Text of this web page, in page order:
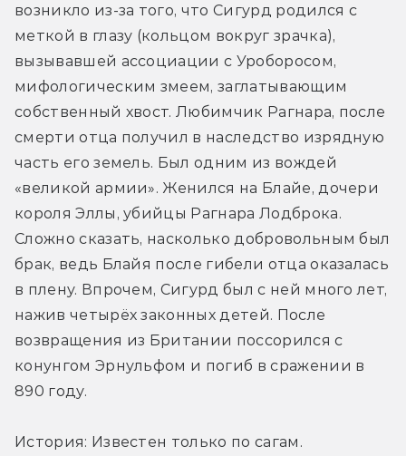
возникло из-за того, что Сигурд родился с
меткой в глазу (кольцом вокруг зрачка),
вызывавшей ассоциации с Уроборосом,
мифологическим змеем, заглатывающим
собственный хвост. Любимчик Рагнара, после
смерти отца получил в наследство изрядную
часть его земель. Был одним из вождей
«великой армии». Женился на Блайе, дочери
короля Эллы, убийцы Рагнара Лодброка.
Сложно сказать, насколько добровольным был
брак, ведь Блайя после гибели отца оказалась
в плену. Впрочем, Сигурд был с ней много лет,
нажив четырёх законных детей. После
возвращения из Британии поссорился с
конунгом Эрнульфом и погиб в сражении в
890 году.
История: Известен только по сагам.